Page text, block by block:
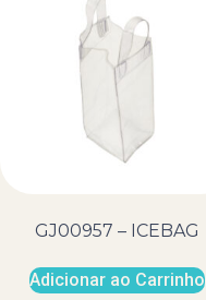
GJ00957 – ICEBAG
Adicionar ao Carrinho